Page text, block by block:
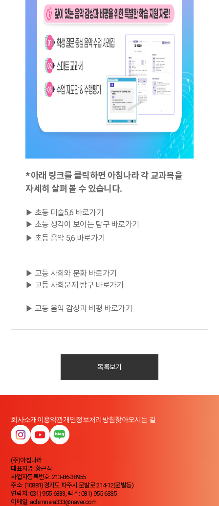
* 아래 링크를 클릭하면 아침나라 각 교과목을
자세히 살펴 볼 수 있습니다.
▶ 초등 미술5,6 바로가기
▶ 초등 생각이 보이는 탐구 바로가기
▶ 초등 음악 5,6 바로가기
▶ 고등 사회와 문화 바로가기
▶ 고등 사회문제 탐구 바로가기
▶ 고등 음악 감상과 비평 바로가기
목록보기
회사소개 이용약관개인정보처리방침찾아오시는 길
(주)아침나라
대표자명: 황근식
사업자등록번호: 213-86-38955
주소: (10881)경기도 파주시 문발로 214-12(문발동)
연락처: 031) 955-6333, 팩스: 031) 955-6335
이메일: achimnara333@naver.com